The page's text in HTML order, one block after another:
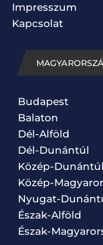
Impresszum
Kapcsolat
Budapest
Balaton
Dél-Alföld
Dél-Dunántúl
Közép-Dunántúl
Közép-
Nyugat-
Észak-Alföld
Észak-